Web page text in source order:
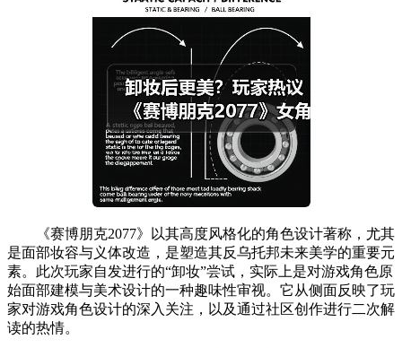
《赛博朋克2077》以其高度风格化的角色设计著称，尤其
是面部妆容与义体改造，是塑造其反乌托邦未来美学的重要元
素。此次玩家自发进行的“卸妆”尝试，实际上是对游戏角色原
始面部建模与美术设计的一种趣味性审视。它从侧面反映了玩
家对游戏角色设计的深入关注，以及通过社区创作进行二次解
读的热情。